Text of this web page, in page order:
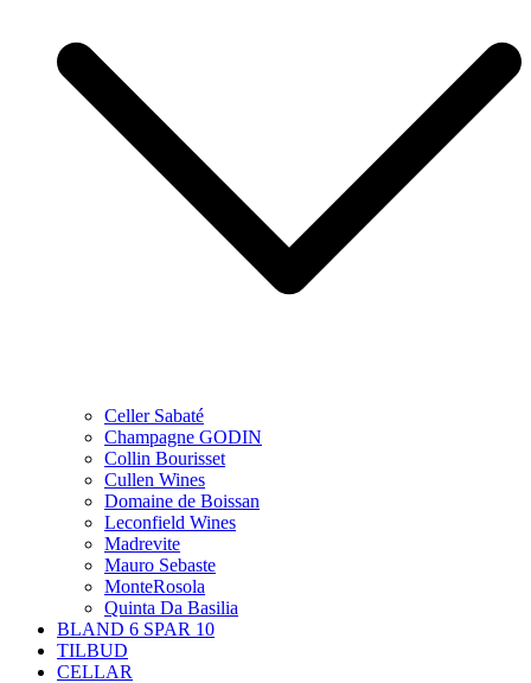
Celler Sabaté
Champagne GODIN
Collin Bourisset
Cullen Wines
Domaine de Boissan
Leconfield Wines
Madrevite
Mauro Sebaste
MonteRosola
Quinta Da Basilia
BLAND 6 SPAR 10
TILBUD
CELLAR